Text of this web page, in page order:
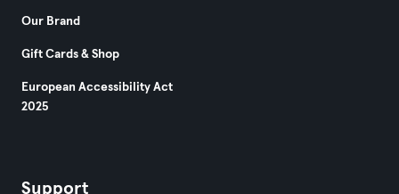
Our Brand
Gift Cards & Shop
European Accessibility Act
2025
Support